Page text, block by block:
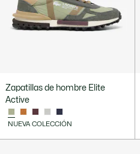
Zapatillas de hombre Elite
Active
NUEVA COLECCIÓN